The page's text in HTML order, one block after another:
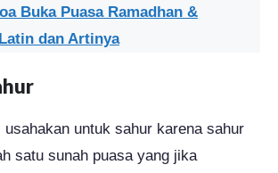
Buka Puasa Ramadhan &
dan Artinya
usahakan untuk sahur karena sahur
satu sunah puasa yang jika